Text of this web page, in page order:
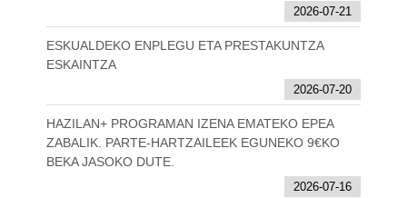
2026-07-21
ESKUALDEKO ENPLEGU ETA PRESTAKUNTZA
ESKAINTZA
2026-07-20
HAZILAN+ PROGRAMAN IZENA EMATEKO EPEA
ZABALIK. PARTE-HARTZAILEEK EGUNEKO 9€KO
BEKA JASOKO DUTE.
2026-07-16